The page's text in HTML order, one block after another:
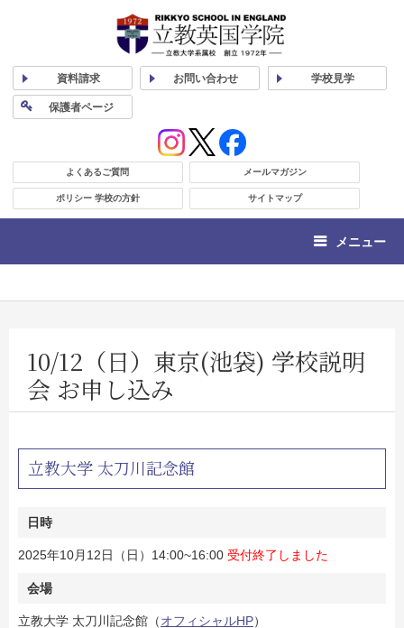
資料請求 お問い合わせ 学校見学
保護者ページ
よくあるご質問 メールマガジン
ポリシー 学校の方針 サイトマップ
メニュー
10/12（日）東京(池袋) 学校説明
会 お申し込み
立教大学 太刀川記念館
日時
2025年10月12日（日）14:00~16:00 受付終了しました
会場
立教大学 太刀川記念館（オフィシャルHP）